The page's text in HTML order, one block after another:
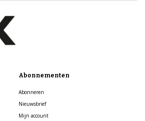
Abonnementen
Abonneren
Nieuwsbrief
Mijn account